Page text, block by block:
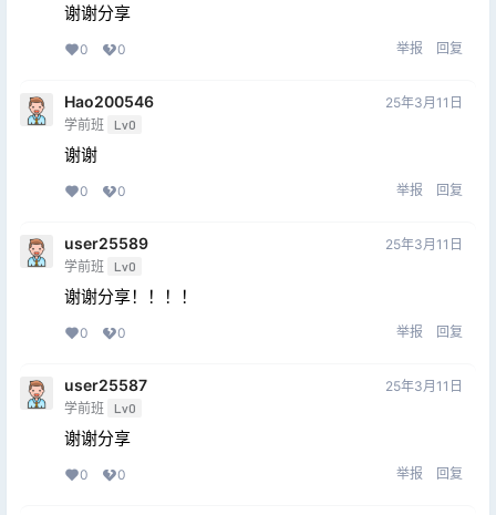
谢谢分享
0 0 举报 回复
Hao200546
学前班 Lv0
25年3月11日
谢谢
0 0 举报 回复
user25589
学前班 Lv0
25年3月11日
谢谢分享！！！！
0 0 举报 回复
user25587
学前班 Lv0
25年3月11日
谢谢分享
0 0 举报 回复